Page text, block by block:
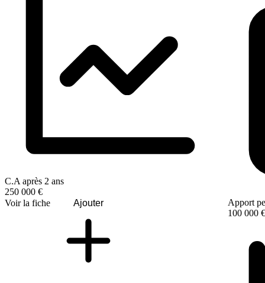
C.A après 2 ans
250 000 €
Voir la fiche
Ajouter
Apport
100 000 €